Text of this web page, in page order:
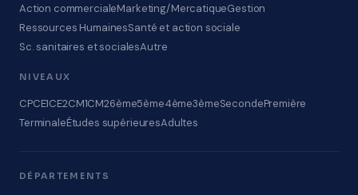
Action commercialeMarketing/MercatiqueGestion
Ressources HumainesSanté et action sociale
Sc. sanitaires et socialesAutre
NIVEAUX
CPCE1CE2CM1CM26ème5ème4ème3èmeSecondePremière
TerminaleÉtudes supérieuresAdultes
DÉPARTEMENTS